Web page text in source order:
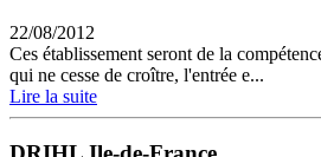
22/08/2012
Ces établissement seront de la
qui ne cesse de croître, l'entrée e...
Lire la suite